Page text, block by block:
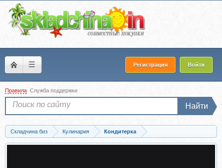
☰ Регистрация Войти
Правила Служба поддержки
Найти
Складчина биз Кулинария
Кондитерка
Скачать [elenapo11] Зефирная флористика с Еленой Поповой (Елена Попова)